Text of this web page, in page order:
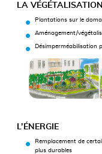
LA VÉGÉTALISATION
Plantations sur le
Aménagement/
Désimperméabilisation
L’ÉNERGIE
Remplacement de
plus durables